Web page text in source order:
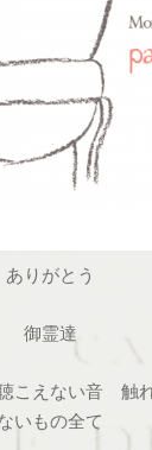
ありがとう
御霊達
こえない音 触
いもの全て